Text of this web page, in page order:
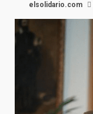
elsolidario.com